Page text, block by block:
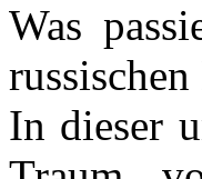
Was
In dieser